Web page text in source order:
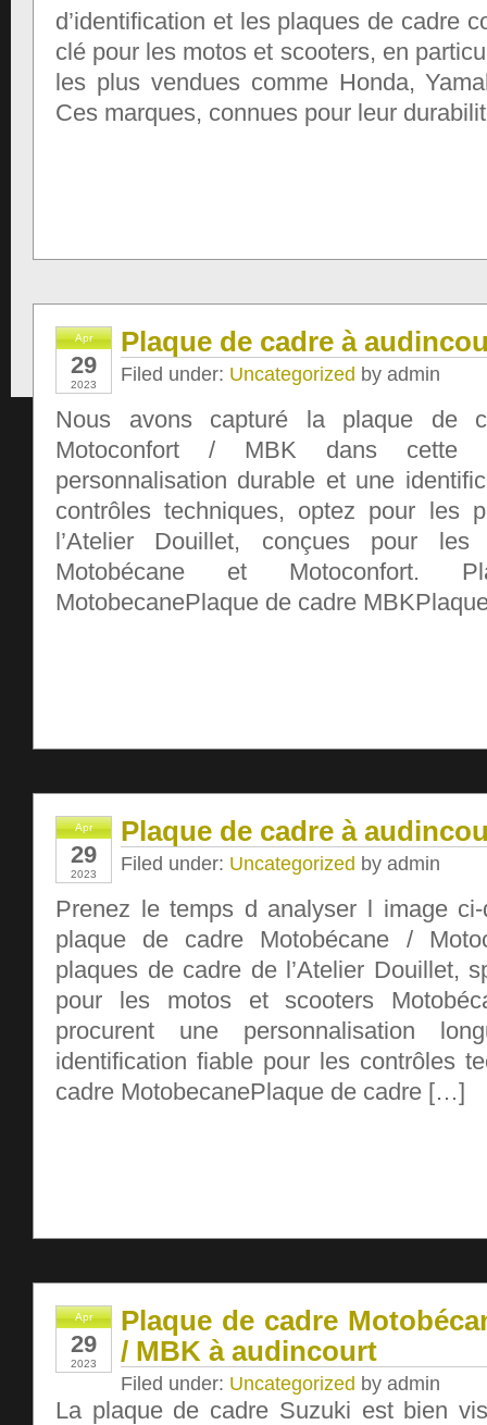
d’identification et les plaques de cadre
clé pour les motos et scooters, en
les plus vendues comme Honda,
Ces marques, connues pour leur
Apr
29
2023
Plaque de cadre à
Filed under: Uncategorized by admin
Nous avons capturé la plaque de
Motoconfort / MBK dans cette
personnalisation durable et une
contrôles techniques, optez pour les
l’Atelier Douillet, conçues pour
Motobécane et Motoconfort.
MotobecanePlaque de cadre
Apr
29
2023
Plaque de cadre à
Filed under: Uncategorized by admin
Prenez le temps d analyser l image
plaque de cadre Motobécane /
plaques de cadre de l’Atelier Douillet,
pour les motos et scooters
procurent une personnalisation
identification fiable pour les contrôles
cadre MotobecanePlaque de cadre […]
Apr
29
2023
Plaque de cadre
/ MBK à audincourt
Filed under: Uncategorized by admin
La plaque de cadre Suzuki est bien